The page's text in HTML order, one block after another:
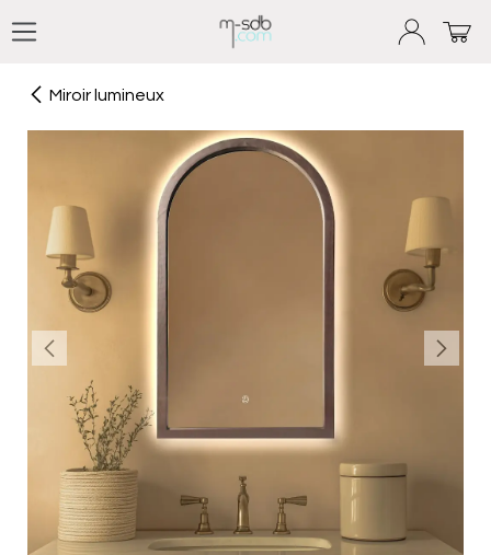
Miroir lumineux